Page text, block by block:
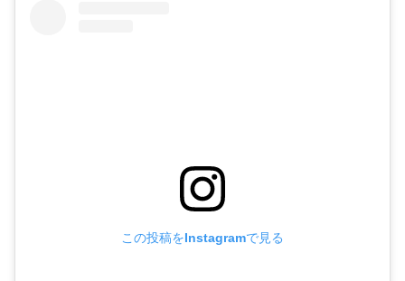
この投稿をInstagramで見る